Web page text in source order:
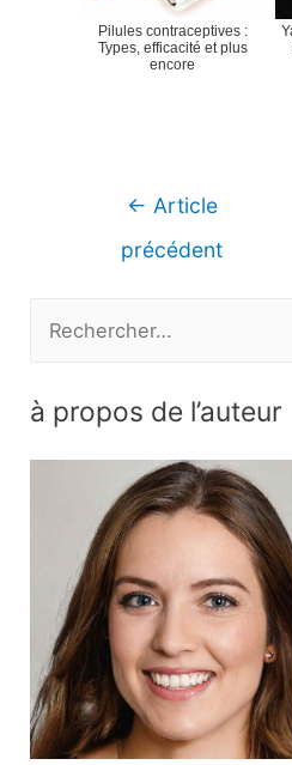
Pilules contraceptives :
Types, efficacité et plus
encore
Navigation
← Article
précédent
h
:
à propos de l’auteur